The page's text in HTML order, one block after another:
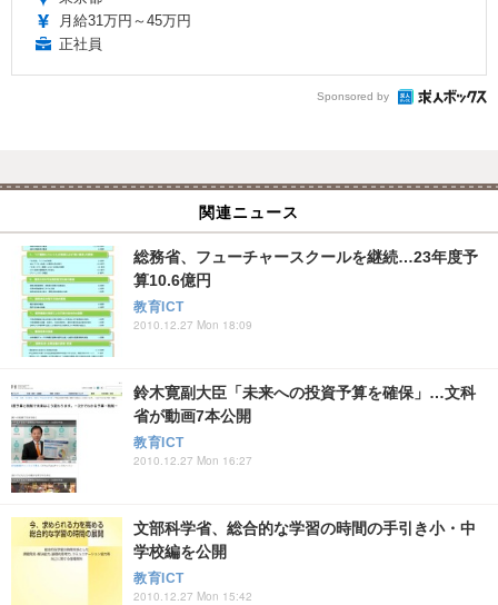
月給31万円～45万円
正社員
Sponsored by
関連ニュース
総務省、フューチャースクールを継続…23年度予
算10.6億円
教育ICT
2010.12.27 Mon 18:09
鈴木寛副大臣「未来への投資予算を確保」…文科
省が動画7本公開
教育ICT
2010.12.27 Mon 16:27
文部科学省、総合的な学習の時間の手引き小・中
学校編を公開
教育ICT
2010.12.27 Mon 15:42